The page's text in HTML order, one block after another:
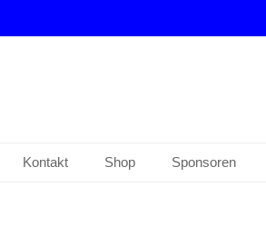
e. V.
Kontakt Shop Sponsoren